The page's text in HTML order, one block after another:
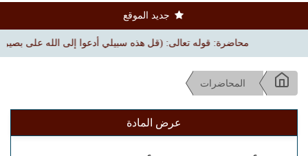
جديد الموقع
محاضرة: قوله تعالى: (قل هذه سبيلي أدعوا إلى الله على بصيرة) | بجامع
المحاضرات
عرض المادة